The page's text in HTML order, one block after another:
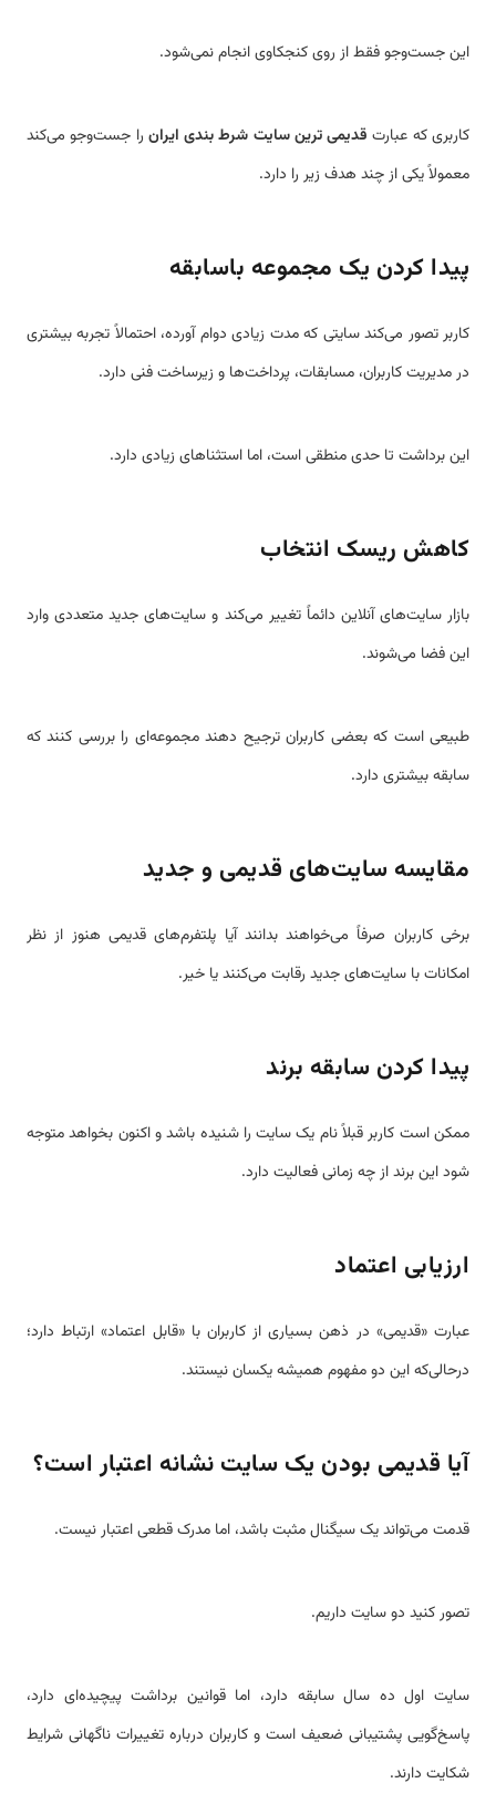
این جست‌وجو فقط از روی کنجکاوی انجام نمی‌شود.
کاربری که عبارت قدیمی ترین سایت شرط بندی ایران را جست‌وجو می‌کند
معمولاً یکی از چند هدف زیر را دارد.
پیدا کردن یک مجموعه باسابقه
کاربر تصور می‌کند سایتی که مدت زیادی دوام آورده، احتمالاً تجربه بیشتری
در مدیریت کاربران، مسابقات، پرداخت‌ها و زیرساخت فنی دارد.
این برداشت تا حدی منطقی است، اما استثناهای زیادی دارد.
کاهش ریسک انتخاب
بازار سایت‌های آنلاین دائماً تغییر می‌کند و سایت‌های جدید متعددی وارد
این فضا می‌شوند.
طبیعی است که بعضی کاربران ترجیح دهند مجموعه‌ای را بررسی کنند که
سابقه بیشتری دارد.
مقایسه سایت‌های قدیمی و جدید
برخی کاربران صرفاً می‌خواهند بدانند آیا پلتفرم‌های قدیمی هنوز از نظر
امکانات با سایت‌های جدید رقابت می‌کنند یا خیر.
پیدا کردن سابقه برند
ممکن است کاربر قبلاً نام یک سایت را شنیده باشد و اکنون بخواهد متوجه
شود این برند از چه زمانی فعالیت دارد.
ارزیابی اعتماد
عبارت «قدیمی» در ذهن بسیاری از کاربران با «قابل اعتماد» ارتباط دارد؛
درحالی‌که این دو مفهوم همیشه یکسان نیستند.
آیا قدیمی بودن یک سایت نشانه اعتبار است؟
قدمت می‌تواند یک سیگنال مثبت باشد، اما مدرک قطعی اعتبار نیست.
تصور کنید دو سایت داریم.
سایت اول ده سال سابقه دارد، اما قوانین برداشت پیچیده‌ای دارد،
پاسخ‌گویی پشتیبانی ضعیف است و کاربران درباره تغییرات ناگهانی شرایط
شکایت دارند.